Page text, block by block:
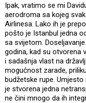
Ipak, vratimo se mi
aerodroma sa kojeg
Airlinesa. Lako ih je
pošto je Istanbul jedna
sa svijetom.
godina, kad su otvorena
i sadašnja vlast na
mogućnost zarade,
budžetske rupe.
je stvorena jedna
ne čini mnogo da ih